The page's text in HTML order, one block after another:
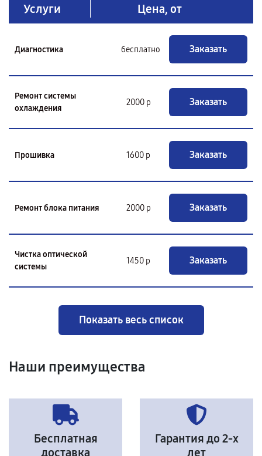
Услуги Цена, от
Диагностика бесплатно Заказать
Ремонт системы
охлаждения
2000 р Заказать
Прошивка 1600 р Заказать
Ремонт блока питания 2000 р Заказать
Чистка оптической
системы
1450 р Заказать
Показать весь список
Наши преимущества
Бесплатная
доставка
Гарантия до 2-х
лет